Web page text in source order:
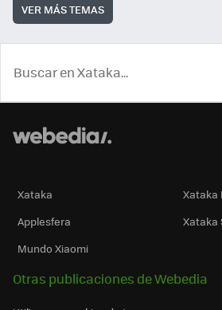
VER MÁS TEMAS
Xataka
Xataka
Applesfera
Xataka
Mundo Xiaomi
Otras publicaciones de Webedia